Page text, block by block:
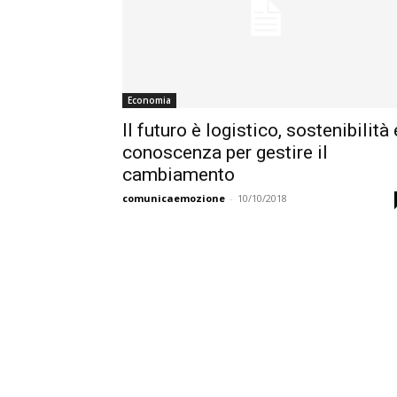
Economia
Il futuro è logistico, sostenibilità
conoscenza per gestire il
cambiamento
comunicaemozione - 10/10/2018